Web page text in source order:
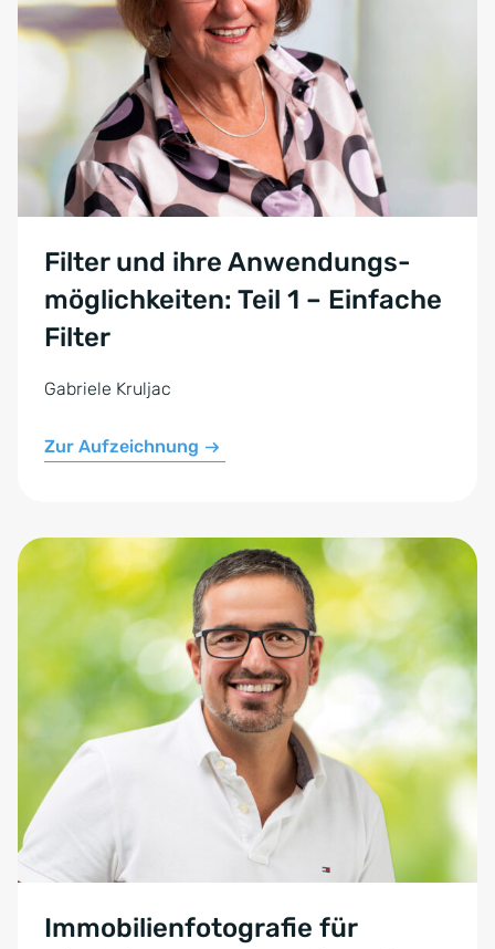
Filter und ihre Anwendungs­
möglichkeiten: Teil 1 – Einfache
Filter
Gabriele Kruljac
Zur Aufzeichnung
Immobilienfotografie für